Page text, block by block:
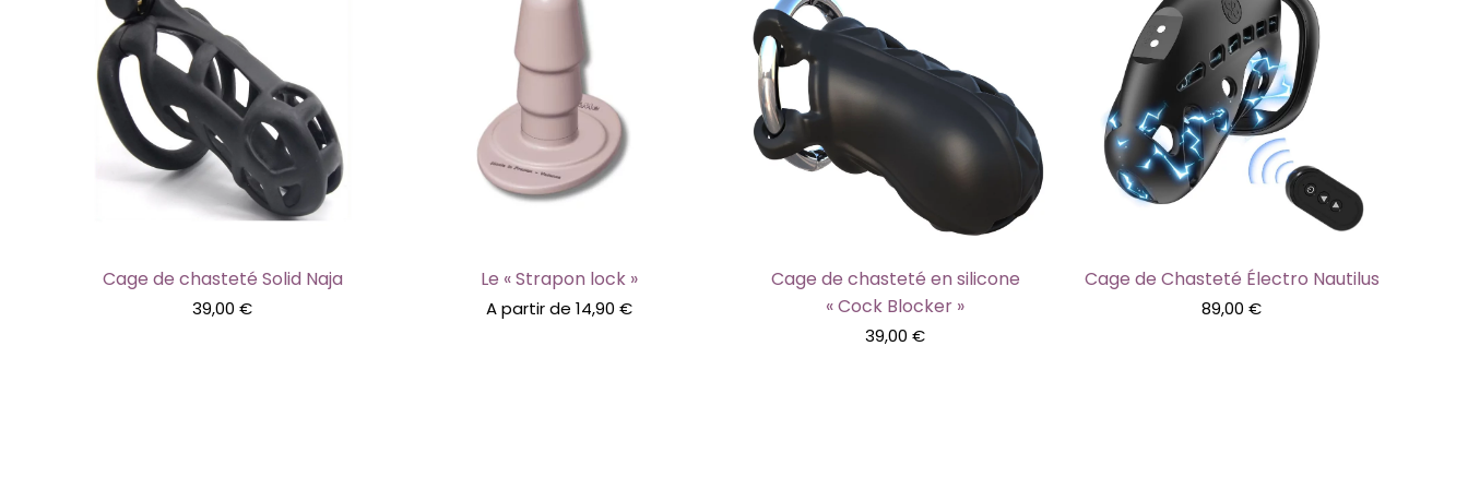
Cage de chasteté Solid Naja
39,00€
Le « Strapon lock »
A partir de 14,90 €
Cage de chasteté en silicone
« Cock Blocker »
39,00€
Cage de Chasteté Électro Nautilus
89,00€